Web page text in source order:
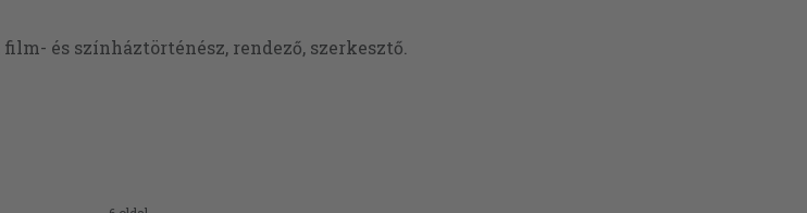
és színháztörténész, rendező, szerkesztő.